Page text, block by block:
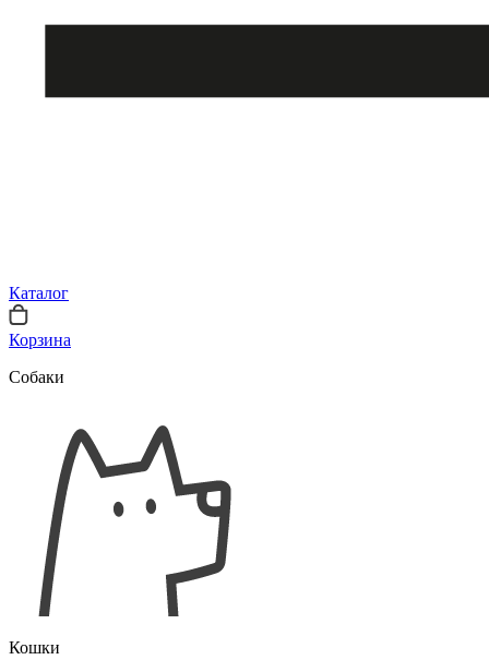
Каталог
Корзина
Собаки
Кошки